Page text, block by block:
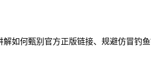
如何甄别官方正版链接、规避仿冒钓